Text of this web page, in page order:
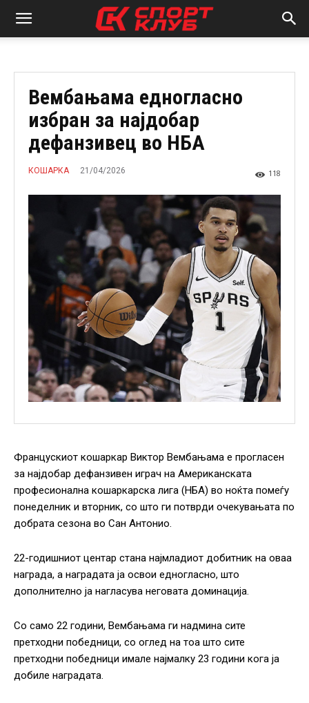
Вембањама едногласно
избран за најдобар
дефанзивец во НБА
КОШАРКА 21/04/2026 118
Францускиот кошаркар Виктор Вембањама е прогласен
за најдобар дефанзивен играч на Американската
професионална кошаркарска лига (НБА) во ноќта помеѓу
понеделник и вторник, со што ги потврди очекувањата по
добрата сезона во Сан Антонио.
22-годишниот центар стана најмладиот добитник на оваа
награда, а наградата ја освои едногласно, што
дополнително ја нагласува неговата доминација.
Со само 22 години, Вембањама ги надмина сите
претходни победници, со оглед на тоа што сите
претходни победници имале најмалку 23 години кога ја
добиле наградата.